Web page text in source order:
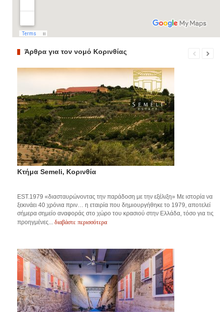
Άρθρα για τον νομό Κορινθίας
Κτήμα Semeli, Κορινθία
ΕST.1979 «διασταυρώνοντας την παράδοση με την εξέλιξη» Με ιστορία να
ξεκινάει 40 χρόνια πριν… η εταιρία που δημιουργήθηκε το 1979, αποτελεί
σήμερα σημείο αναφοράς στο χώρο του κρασιού στην Ελλάδα, τόσο για τις
προηγμένες... διαβάστε περισσότερα